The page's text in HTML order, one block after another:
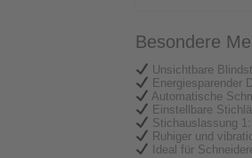
Besondere
Unsichtbare
Energiesparender
Automatische
Einstellbare
Stichauslassung
Ruhiger und
Ideal für